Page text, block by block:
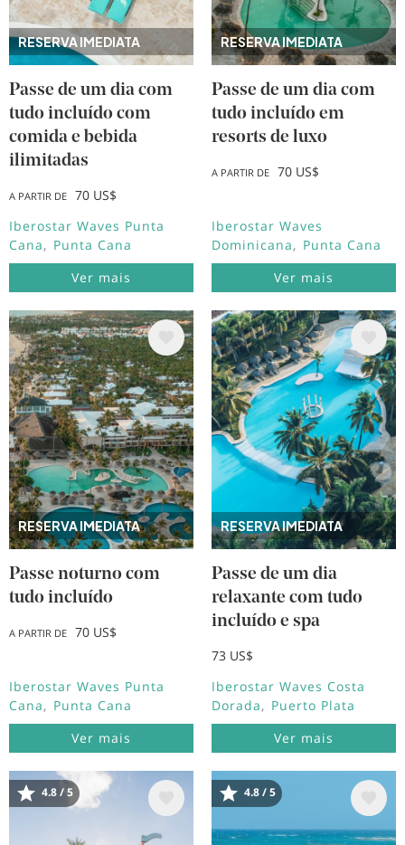
RESERVA IMEDIATA
Passe de um dia com
tudo incluído com
comida e bebida
ilimitadas
A PARTIR DE
70 US$
Iberostar Waves Punta
Cana
Punta Cana
Ver mais
RESERVA IMEDIATA
Passe de um dia com
tudo incluído em
resorts de luxo
A PARTIR DE 70 US$
Iberostar Waves
Dominicana
Punta Cana
Ver mais
RESERVA IMEDIATA
Imagem
Passe noturno com
tudo incluído
A PARTIR DE 70 US$
Iberostar Waves Punta
Cana
Punta Cana
Ver mais
RESERVA IMEDIATA
Imagem
Passe de um dia
relaxante com tudo
incluído e spa
73 US$
Iberostar Waves Costa
Dorada
Puerto Plata
Ver mais
Imagem
4.8 / 5
Imagem
4.8 / 5